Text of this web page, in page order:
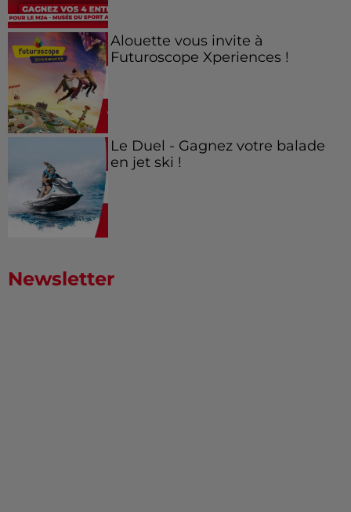
Alouette vous invite à
Futuroscope Xperiences !
Le Duel - Gagnez votre balade
en jet ski !
Newsletter